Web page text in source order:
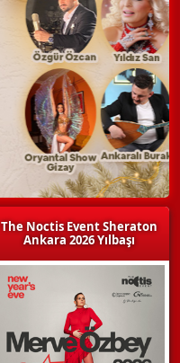
The Noctis Event Sheraton
Ankara 2026 Yılbaşı